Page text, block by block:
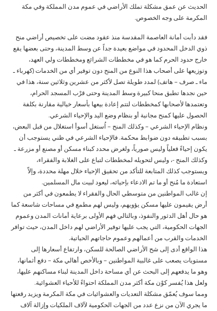
الحديث عن عمق مشكلة تملك الأراضي في عموم مدن المملكة وفي مكة
المكرمة على وجه الخصوص.
فقد دأبت أمانة العاصمة المقدسة منذ عقود مضت على تخصيص أراضي منح
ذوي الدخل المحدود في مواضع بعيدة جداً عن وسط المدينة، وحتى بعضها يقع
خارج حدود الحرم كما هو في مخططات الشرائع ومخططات ولي العهد،
وتوزيعها على أصحاب هذا النوع من المنح دون توفير أي من الخدمات (كهرباء ـ
ماء ـ صرف – هاتف) لمدد طويلة تصل لأكثر من عشرين وثلاثين سنة، هذا في
حين نجدها تطبق منحا كبيرة وسط المدينة وحتى قرْب المسجد الحرام،
وتعتمدها لأصحابها كمخططات لتتم إعادة بيعها بأسعار خيالية مقارنة بكلفة
الحصول عليها كمنح مجانية أو بنظام وضع اليد والإحياء الشرعي.
ونظام الإحياء الشرعي – وكذلك المنح – اُستغل أسوأ استغلال من قبل البعض،
بسبب تطبيقه دون ضوابط محكمة. فالإحياء الشرعي في ظني يستوجب أن
يكون إحياءً فعلياً وليس صورياً، ولغرض محدد كبناء مسكن أو مصنع أو مزرعة ـ
وكذلك المنح -، وليس لتحويله لمخططات لتباع على الغلابة والفقراء،
ويستوجب كذلك المتابعة للتأكد من تحقيق الإحياء خلال مهلة محددة، وإلاّ
استعادة ما مُنح أو ما تم الادعاء بإحيائه، ليعود لبيت مال المسلمين.
إن غالب المواطنين من متوسطي الحال والفقراء لا يطمعون في أكثر من
أرض يقيمون عليها مسكن يؤويهم، وليس لهم مطمع في مساحات شاسعة كما
هو حال أهل الدثور والنفوذ، وبالتالي فهم الأولى برعاية أمانات المدن وعموم
الجهات الحكومية، التي يجب عليها توفير الأراضي لهم داخل المدن، حيث توافر
الخدمات والقرب من أعمالهم وعموم حاجاتهم الحياتية.
هذا الواقع أدى إلى شح الأراضي الصالحة للسكن، وارتفاع أسعارها إلى
مستويات يصعب على غالبية المواطنين – وبالأخص أهالي مكة – دفع أثمانها،
وهو ما يدفعهم إلى البحث عن أي مساحة داخل المدينة لبناء مساكنهم عليها،
ولعل هذا يُفسر كوْن مكة أكثر مدن المملكة احتواءً للأحياء العشوائية.
ومما سوف يُعمّق مشكلة التعديات والعشوائيات في مكة المكرمة ويزيد رقعتها
ما يجري الآن من نزع عدد من الجهات الحكومية لآلاف الملكيات وإزالة آلاف